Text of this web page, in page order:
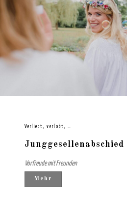
Verliebt, verlobt, …
Junggesellenabschied
Vorfreude mit Freunden
Mehr